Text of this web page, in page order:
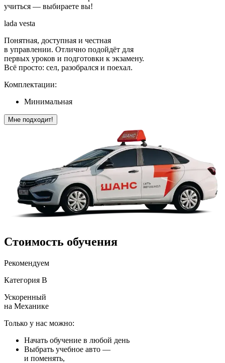
учиться — выбираете вы!
lada vesta
Понятная, доступная и честная
в управлении. Отлично подойдёт для
первых уроков и подготовки к экзамену.
Всё просто: сел, разобрался и поехал.
Комплектации:
Минимальная
Мне подходит!
Стоимость обучения
Рекомендуем
Категория B
Ускоренный
на Механике
Только у нас можно:
Начать обучение в любой день
Выбрать учебное авто —
и поменять,